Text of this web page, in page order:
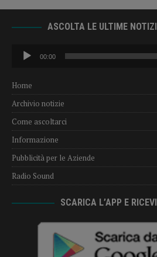
ASCOLTA LE ULTIME
Audio
Player
00:00
Home
Archivio notizie
Come ascoltarci
Informazione
Pubblicità per le Aziende
Radio Sound
SCARICA L’APP E